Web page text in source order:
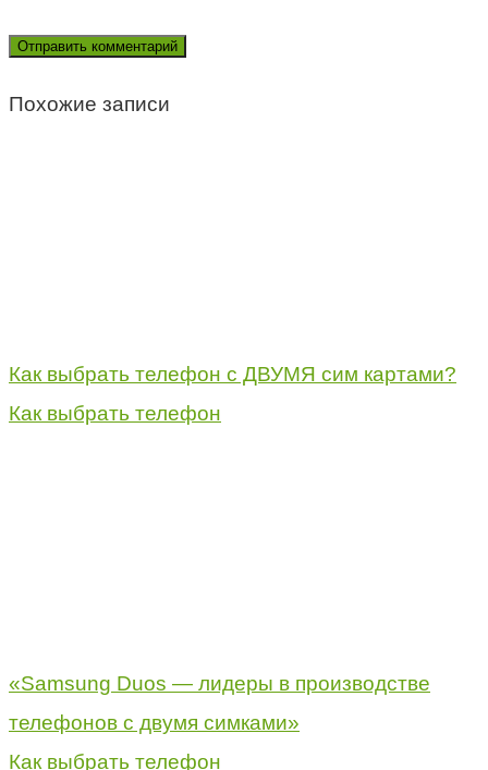
Похожие записи
Как выбрать телефон с ДВУМЯ сим картами?
Как выбрать телефон
«Samsung Duos — лидеры в производстве
телефонов с двумя симками»
Как выбрать телефон